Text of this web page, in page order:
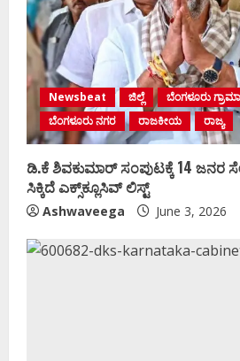
Newsbeat ಜಿಲ್ಲೆ
ಬೆಂಗಳೂರು
ಬೆಂಗಳೂರು ನಗರ
ರಾಜಕೀಯ ರಾಜ್ಯ
ಡಿ.ಕೆ ಶಿವಕುಮಾರ್‌ ಸಂಪುಟಕ್ಕೆ 14 ಜನರ
ಸಿಕ್ಕಿದೆ ಎಕ್ಸ್‌ಕ್ಲೂಸಿವ್‌ ಲಿಸ್ಟ್‌
Ashwaveega June 3, 2026